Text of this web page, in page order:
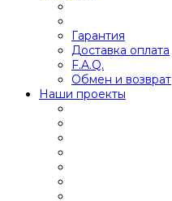
Гарантия
Доставка оплата
F.A.Q.
Обмен и возврат
Наши проекты